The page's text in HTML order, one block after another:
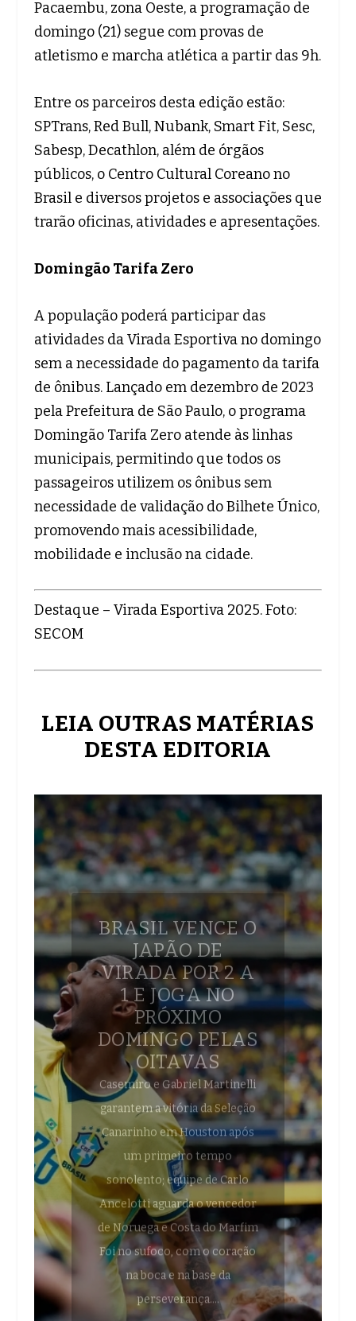
Pacaembu, zona Oeste, a programação de
domingo (21) segue com provas de
atletismo e marcha atlética a partir das 9h.
Entre os parceiros desta edição estão:
SPTrans, Red Bull, Nubank, Smart Fit, Sesc,
Sabesp, Decathlon, além de órgãos
públicos, o Centro Cultural Coreano no
Brasil e diversos projetos e associações que
trarão oficinas, atividades e apresentações.
Domingão Tarifa Zero
A população poderá participar das
atividades da Virada Esportiva no domingo
sem a necessidade do pagamento da tarifa
de ônibus. Lançado em dezembro de 2023
pela Prefeitura de São Paulo, o programa
Domingão Tarifa Zero atende às linhas
municipais, permitindo que todos os
passageiros utilizem os ônibus sem
necessidade de validação do Bilhete Único,
promovendo mais acessibilidade,
mobilidade e inclusão na cidade.
Destaque – Virada Esportiva 2025. Foto:
SECOM
LEIA OUTRAS MATÉRIAS
DESTA EDITORIA
BRASIL VENCE O
JAPÃO DE
VIRADA POR 2 A
1 E JOGA NO
PRÓXIMO
DOMINGO PELAS
OITAVAS
Casemiro e Gabriel Martinelli
garantem a vitória da Seleção
Canarinho em Houston após
um primeiro tempo
sonolento; equipe de Carlo
Ancelotti aguarda o vencedor
de Noruega e Costa do Marfim
Foi no sufoco, com o coração
na boca e na base da
perseverança....